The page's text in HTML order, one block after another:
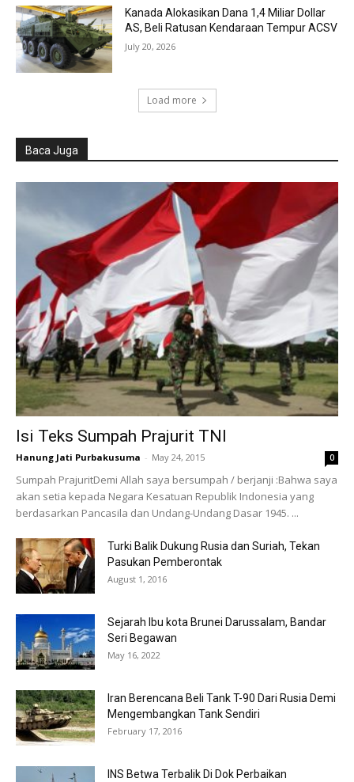
Kanada Alokasikan Dana 1,4 Miliar Dollar
AS, Beli Ratusan Kendaraan Tempur ACSV
July 20, 2026
Load more
Baca Juga
Isi Teks Sumpah Prajurit TNI
Hanung Jati Purbakusuma - May 24, 2015 0
Sumpah PrajuritDemi Allah saya bersumpah / berjanji :Bahwa saya
akan setia kepada Negara Kesatuan Republik Indonesia yang
berdasarkan Pancasila dan Undang-Undang Dasar 1945. ...
Turki Balik Dukung Rusia dan Suriah, Tekan
Pasukan Pemberontak
August 1, 2016
Sejarah Ibu kota Brunei Darussalam, Bandar
Seri Begawan
May 16, 2022
Iran Berencana Beli Tank T-90 Dari Rusia Demi
Mengembangkan Tank Sendiri
February 17, 2016
INS Betwa Terbalik Di Dok Perbaikan